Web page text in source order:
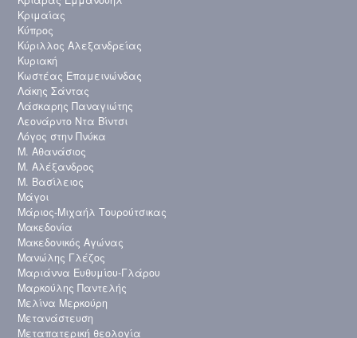
Κριμαίας
Κύπρος
Κύριλλος Αλεξανδρείας
Κυριακή
Κωστέας Επαμεινώνδας
Λάκης Σάντας
Λάσκαρης Παναγιώτης
Λεονάρντο Ντα Βίντσι
Λόγος στην Πνύκα
Μ. Αθανάσιος
Μ. Αλέξανδρος
Μ. Βασίλειος
Μάγοι
Μάριος-Μιχαήλ Τουρούτσικας
Μακεδονία
Μακεδονικός Αγώνας
Μανώλης Γλέζος
Μαριάννα Ευθυμίου-Γλάρου
Μαρκούλης Παντελής
Μελίνα Μερκούρη
Μετανάστευση
Μεταπατερική θεολογία